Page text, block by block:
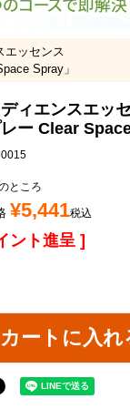
エッセンス
Spray」
ィエンスエッ
レー Clear
ところ
¥5,441税込
ント進呈 ]
カートに入れ